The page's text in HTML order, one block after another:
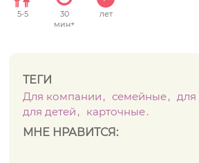
5-5
30
мин+
лет
ТЕГИ
Для компании
семейные
для
для детей
карточные
МНЕ НРАВИТСЯ: